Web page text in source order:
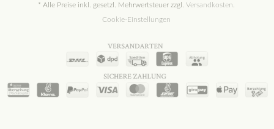
* Alle Preise inkl. gesetzl. Mehrwertsteuer zzgl.Versandkosten
Cookie-Einstellungen